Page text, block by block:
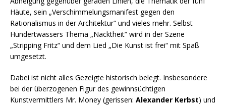
Häute, sein „Verschimmelungsmanifest gegen den
Rationalismus in der Architektur“ und vieles mehr. Selbst
Hundertwassers Thema „Nacktheit“ wird in der Szene
„Stripping Fritz“ und dem Lied „Die Kunst ist frei“ mit Spaß
umgesetzt.
Dabei ist nicht alles Gezeigte historisch belegt. Insbesondere
bei der überzogenen Figur des gewinnsüchtigen
Kunstvermittlers Mr. Money (gerissen: Alexander Kerbst) und